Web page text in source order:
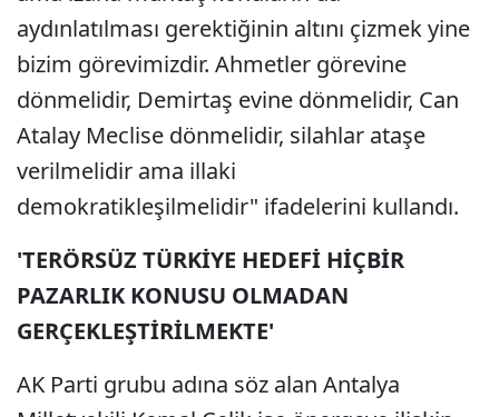
aydınlatılması gerektiğinin altını çizmek yine
bizim görevimizdir. Ahmetler görevine
dönmelidir, Demirtaş evine dönmelidir, Can
Atalay Meclise dönmelidir, silahlar ataşe
verilmelidir ama illaki
demokratikleşilmelidir" ifadelerini kullandı.
'TERÖRSÜZ TÜRKİYE HEDEFİ HİÇBİR
PAZARLIK KONUSU OLMADAN
GERÇEKLEŞTİRİLMEKTE'
AK Parti grubu adına söz alan Antalya